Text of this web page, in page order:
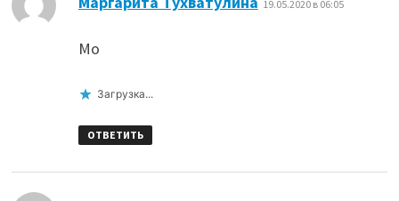
19.05.2020 в 06:05
Мо
Загрузка...
ОТВЕТИТЬ